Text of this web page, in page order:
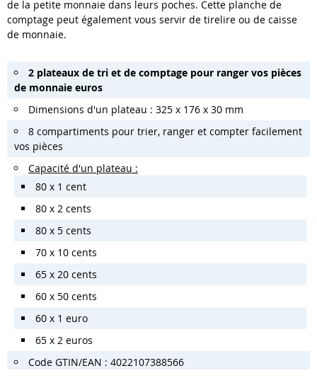
de la petite monnaie dans leurs poches. Cette planche de
comptage peut également vous servir de tirelire ou de caisse
de monnaie.
2 plateaux de tri et de comptage pour ranger vos pièces
de monnaie euros
Dimensions d'un plateau : 325 x 176 x 30 mm
8 compartiments pour trier, ranger et compter facilement
vos pièces
Capacité d'un plateau :
80 x 1 cent
80 x 2 cents
80 x 5 cents
70 x 10 cents
65 x 20 cents
60 x 50 cents
60 x 1 euro
65 x 2 euros
Code GTIN/EAN : 4022107388566